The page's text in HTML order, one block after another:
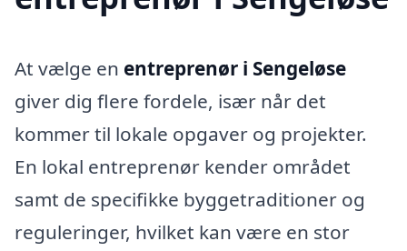
At vælge en entreprenør i Sengeløse
giver dig flere fordele, især når det
kommer til lokale opgaver og projekter.
En lokal entreprenør kender området
samt de specifikke byggetraditioner og
reguleringer, hvilket kan være en stor